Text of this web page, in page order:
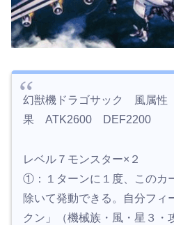
幻獣機ドラゴサック 風属
果 ATK2600 DEF2200
レベル７モンスター×２
①：１ターンに１度、このカ
除いて発動できる。自分フィ
クン」（機械族・風・星３・